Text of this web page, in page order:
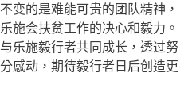
变的是难能可贵的团队精神，
施会扶贫工作的决心和毅力。
乐施毅行者共同成长，透过努
感动，期待毅行者日后创造更